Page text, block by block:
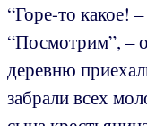
“Горе-то какое!
“Посмотрим”, –
деревню
забрали всех